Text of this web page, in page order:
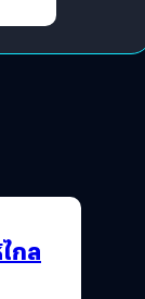
กล